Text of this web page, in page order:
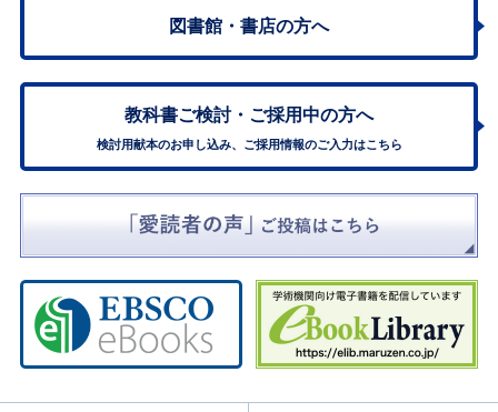
図書館・書店の方へ
教科書ご検討・ ご採用中の方へ
検討用献本のお申し込み、ご採用情報のご入力はこちら